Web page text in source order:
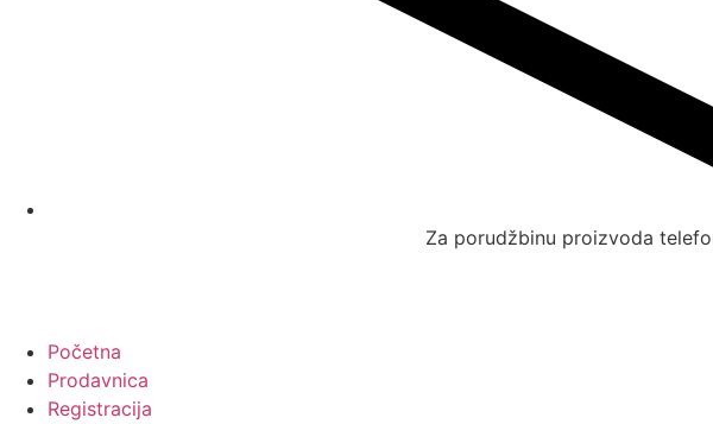
Za porudžbinu proizvoda
Početna
Prodavnica
Registracija